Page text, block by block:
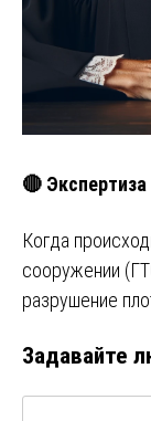
🔴
Когда
сооружении
разрушение
Задавайте